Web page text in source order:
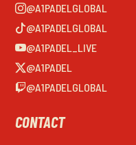
@A1PADELGLOBAL
@A1PADELGLOBAL
@A1PADEL_LIVE
@A1PADEL
@A1PADELGLOBAL
CONTACT